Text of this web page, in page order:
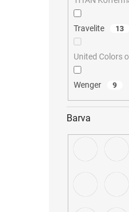
Travelite 13
United Colors
Wenger 9
Barva